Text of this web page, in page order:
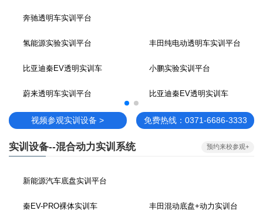
奔驰透明车实训平台
氢能源实验实训平台 丰田纯电动透明车实训平台
比亚迪秦EV透明实训车 小鹏实验实训平台
蔚来透明车实训平台 比亚迪秦EV透明实训车
视频参观实训设备 > 免费热线：0371-6686-3333
实训设备--混合动力实训系统 预约来校参观+
新能源汽车底盘实训平台
秦EV-PRO裸体实训车 丰田混动底盘+动力实训台